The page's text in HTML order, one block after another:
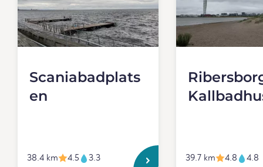
Scaniabadplats
en
38.4 km 4.5 3.3 39.7 km 4.8 4.8